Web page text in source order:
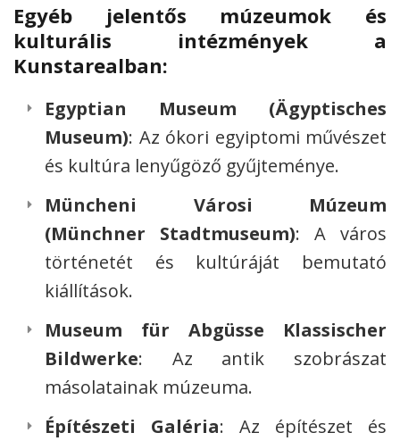
Egyéb jelentős múzeumok és
kulturális intézmények a
Kunstarealban:
Egyptian Museum (Ägyptisches
Museum): Az ókori egyiptomi művészet
és kultúra lenyűgöző gyűjteménye.
Müncheni Városi Múzeum
(Münchner Stadtmuseum): A város
történetét és kultúráját bemutató
kiállítások.
Museum für Abgüsse Klassischer
Bildwerke: Az antik szobrászat
másolatainak múzeuma.
Építészeti Galéria: Az építészet és